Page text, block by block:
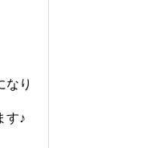
なり
す♪